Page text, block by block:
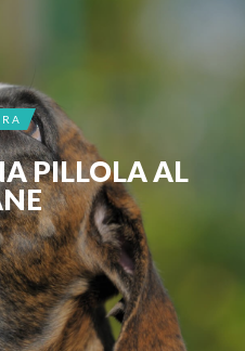
PILLOLA AL